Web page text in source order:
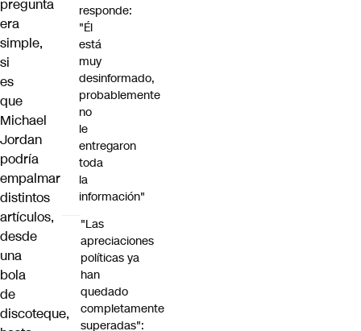
pregunta
era
simple,
si
es
que
Michael
Jordan
podría
empalmar
distintos
artículos,
desde
una
bola
de
discoteque,
responde:
"Él
está
muy
desinformado,
probablemente
no
le
entregaron
toda
la
información"
"Las
apreciaciones
políticas ya
han
quedado
completamente
superadas":